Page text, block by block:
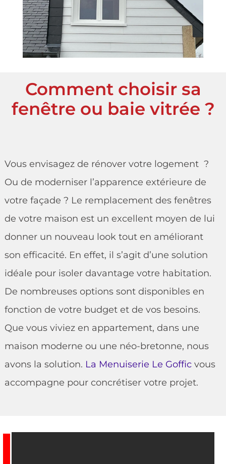
Comment choisir sa
fenêtre ou baie vitrée ?
Vous envisagez de rénover votre logement ?
Ou de moderniser l’apparence extérieure de
votre façade ? Le remplacement des fenêtres
de votre maison est un excellent moyen de lui
donner un nouveau look tout en améliorant
son efficacité. En effet, il s’agit d’une solution
idéale pour isoler davantage votre habitation.
De nombreuses options sont disponibles en
fonction de votre budget et de vos besoins.
Que vous viviez en appartement, dans une
maison moderne ou une néo-bretonne, nous
avons la solution. La Menuiserie Le Gofficvous
accompagne pour concrétiser votre projet.